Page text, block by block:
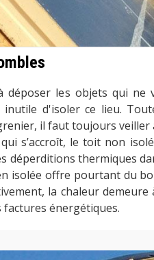
déposer les objets qui ne
inutile d'isoler ce lieu.
il faut toujours veiller
s’accroît, le toit non
déperditions thermiques
isolée offre pourtant du
la chaleur
factures énergétiques.